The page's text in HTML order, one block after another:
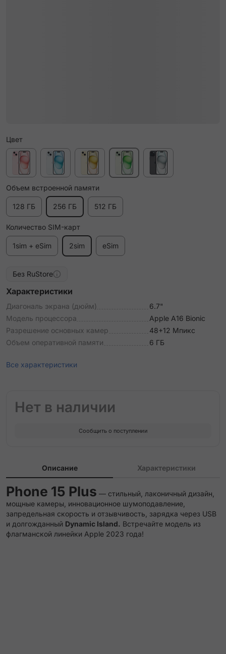
Цвет
Объем встроенной памяти
128 ГБ 256 ГБ 512 ГБ
Количество SIM-карт
1sim + eSim 2sim eSim
Без RuStore
Характеристики
Диагональ экрана (дюйм)
6.7"
Модель процессора
Apple A16 Bionic
Разрешение основных камер
48+12 Мпикс
Объем оперативной памяти
6 ГБ
Все характеристики
Нет в наличии
Сообщить о поступлении
Описание Характеристики
Phone 15 Plus — стильный, лаконичный дизайн,
мощные камеры, инновационное шумоподавление,
запредельная скорость и отзывчивость, зарядка через USB
и долгожданный Dynamic Island. Встречайте модель из
флагманской линейки Apple 2023 года!